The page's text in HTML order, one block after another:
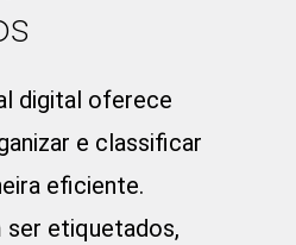
digital oferece
e classificar
eficiente.
ser etiquetados,